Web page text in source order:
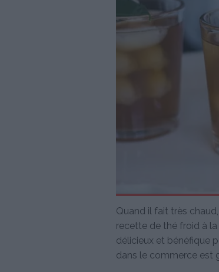
Quand il fait très
recette de thé froid à
délicieux et bénéfique
dans le commerce est